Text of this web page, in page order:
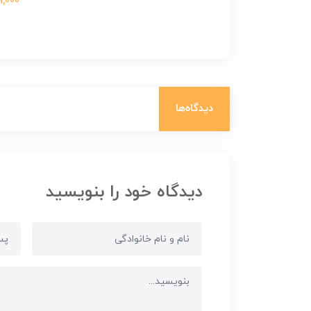
دیدگاه‌ها
دیدگاه خود را بنویسید